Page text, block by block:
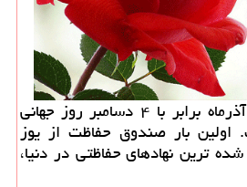
پرشین رز: امروز ۱۳ آذرماه برابر با ۴ دسامبر روز جهانی
اولین بار صندوق حفاظت از یوز
ترین نهادهای حفاظتی در دنیا،